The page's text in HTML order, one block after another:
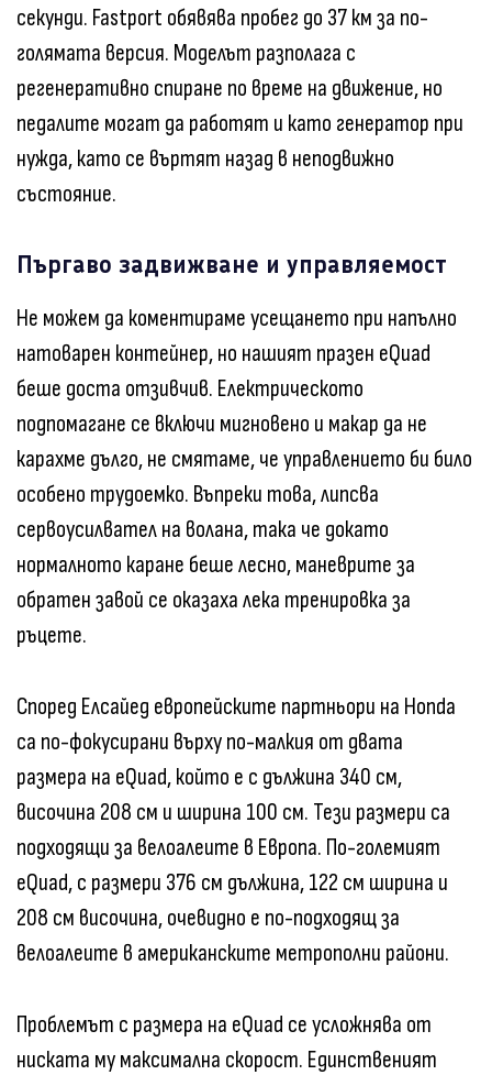
секунди. Fastport обявява пробег до 37 км за по-
голямата версия. Моделът разполага с
регенеративно спиране по време на движение, но
педалите могат да работят и като генератор при
нужда, като се въртят назад в неподвижно
състояние.
Пъргаво задвижване и управляемост
Не можем да коментираме усещането при напълно
натоварен контейнер, но нашият празен eQuad
беше доста отзивчив. Електрическото
подпомагане се включи мигновено и макар да не
карахме дълго, не смятаме, че управлението би било
особено трудоемко. Въпреки това, липсва
сервоусилвател на волана, така че докато
нормалното каране беше лесно, маневрите за
обратен завой се оказаха лека тренировка за
ръцете.
Според Елсайед европейските партньори на Honda
са по-фокусирани върху по-малкия от двата
размера на eQuad, който е с дължина 340 см,
височина 208 см и ширина 100 см. Тези размери са
подходящи за велоалеите в Европа. По-големият
eQuad, с размери 376 см дължина, 122 см ширина и
208 см височина, очевидно е по-подходящ за
велоалеите в американските метрополни райони.
Проблемът с размера на eQuad се усложнява от
ниската му максимална скорост. Единственият